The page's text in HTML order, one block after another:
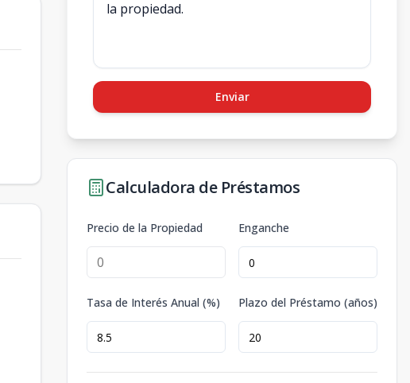
Enviar
Calculadora de Préstamos
Precio de la Propiedad Enganche
Tasa de Interés Anual (%) Plazo del Préstamo (años)